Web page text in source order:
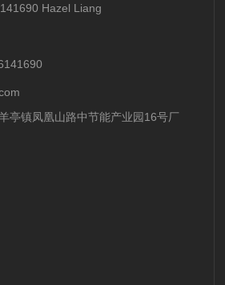
Hazel Liang
亭镇凤凰山路中节能产业园16号厂